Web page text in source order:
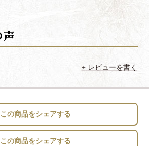
レビューを書く
この商品をシェアする
この商品をシェアする